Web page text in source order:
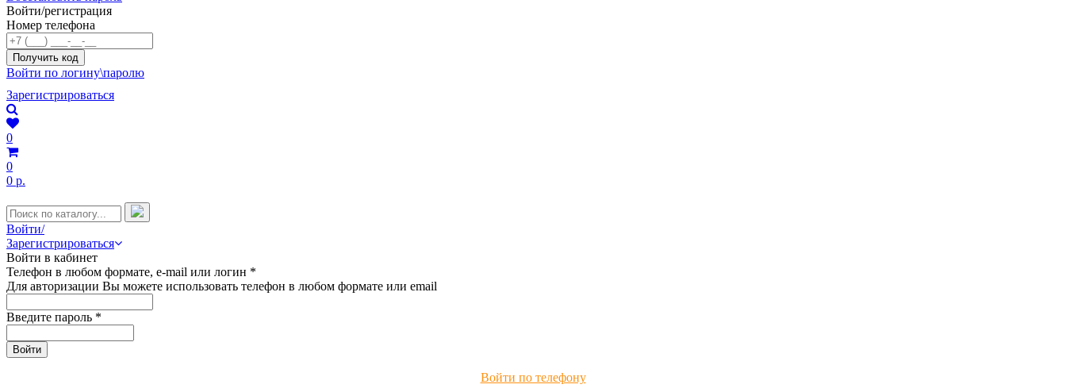
Войти/регистрация
Номер телефона
Войти по логину\паролю
Зарегистрироваться
0
0
0 р.
Войти/
Зарегистрироваться
Войти в кабинет
Телефон в любом формате, e-mail или логин *
Для авторизации Вы можете использовать телефон в любом формате или email
Введите пароль *
Войти по телефону